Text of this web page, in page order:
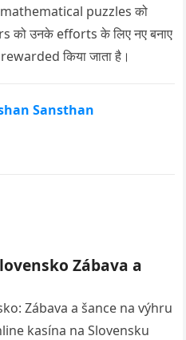
puzzles को
को उनके efforts के लिए नए बनाए
किया जाता है।
Sansthan
Zábava a
Zábava a šance na výhru
kasína na Slovensku